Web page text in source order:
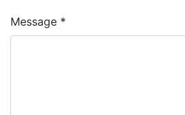
Message *